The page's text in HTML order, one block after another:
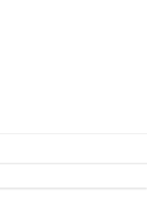
Sanju Samson Form